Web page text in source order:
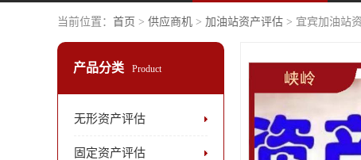
当前位置： 首页 > 供应商机 > 加油站资产评估 > 宜宾加油站
产品分类 Product
无形资产评估
固定资产评估